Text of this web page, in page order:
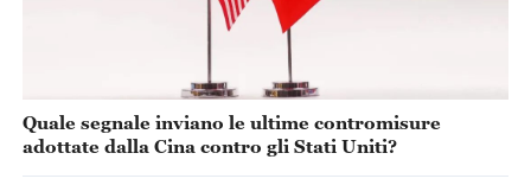
Quale segnale inviano le ultime contromisure
adottate dalla Cina contro gli Stati Uniti?